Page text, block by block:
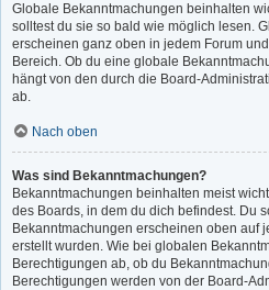
Globale Bekanntmachungen beinhalten
solltest du sie so bald wie möglich lesen.
erscheinen ganz oben in jedem Forum
Bereich. Ob du eine globale
hängt von den durch die Board-
ab.
Nach oben
Was sind Bekanntmachungen?
Bekanntmachungen beinhalten meist
des Boards, in dem du dich befindest. Du
Bekanntmachungen erscheinen oben auf
erstellt wurden. Wie bei globalen
Berechtigungen ab, ob du
Berechtigungen werden von der Board-